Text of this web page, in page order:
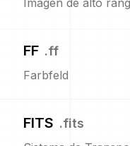
Imagen de alto
FF .ff
Farbfeld
FITS .fits